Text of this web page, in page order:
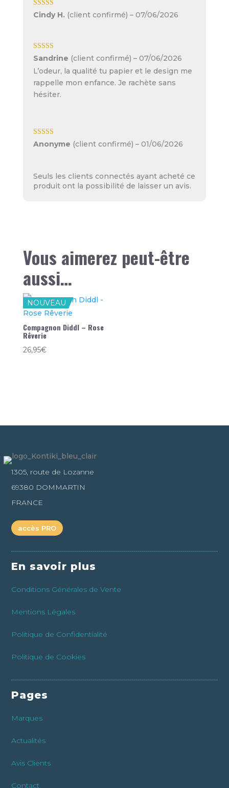
Note5sur 5
Cindy H. (client confirmé) – 07/06/2026
Note5sur 5
Sandrine (client confirmé) – 07/06/2026
L’odeur, la qualité tu papier et le design me
rappelle mon enfance. Je rachète sans
hésiter.
Note5sur 5
Anonyme (client confirmé) – 01/06/2026
Seuls les clients connectés ayant acheté ce
produit ont la possibilité de laisser un avis.
Vous aimerez peut-être
aussi…
NOUVEAU
Compagnon Diddl – Rose
Rêverie
26,95€
1305, route de Lozanne
69380 DOMMARTIN
FRANCE
accès PRO
En savoir plus
Conditions Générales de Vente
Mentions Légales
Politique de Confidentialité
Politique de Cookies
Pages
Marques
Actualités
Avis Clients
Contact